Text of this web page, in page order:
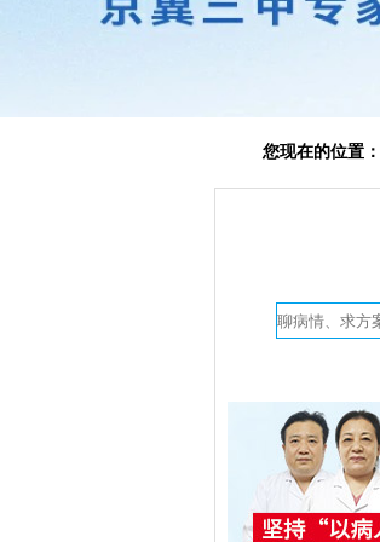
您现在的位置：